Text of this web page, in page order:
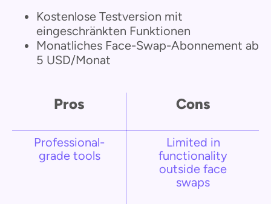
Kostenlose Testversion mit
eingeschränkten Funktionen
Monatliches Face-Swap-Abonnement ab
5 USD/Monat
Pros Cons
Professional-
grade tools
Limited in
functionality
outside face
swaps